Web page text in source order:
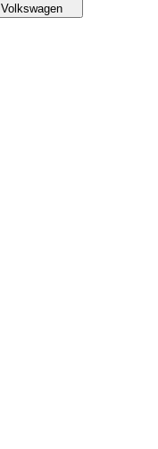
Volkswagen